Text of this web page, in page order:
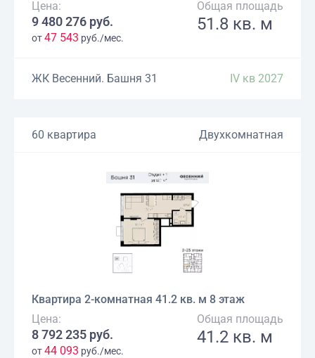
Цена:
9 480 276 руб.
от47 543 руб./мес.
Общая площадь
51.8 кв. м
ЖК Весенний. Башня 31 IV кв 2027
60 квартира Двухкомнатная
Квартира 2-комнатная 41.2 кв. м 8 этаж
Цена:
8 792 235 руб.
от44 093 руб./мес.
Общая площадь
41.2 кв. м